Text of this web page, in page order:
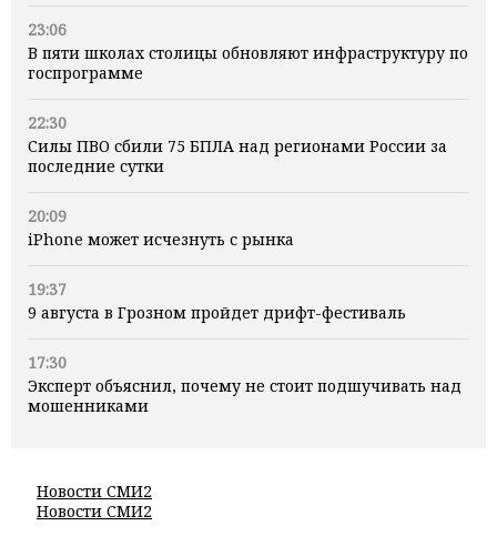
23:06
В пяти школах столицы обновляют инфраструктуру по
госпрограмме
22:30
Силы ПВО сбили 75 БПЛА над регионами России за
последние сутки
20:09
iPhone может исчезнуть с рынка
19:37
9 августа в Грозном пройдет дрифт-фестиваль
17:30
Эксперт объяснил, почему не стоит подшучивать над
мошенниками
Новости СМИ2
Новости СМИ2